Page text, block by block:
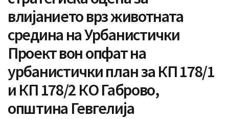
влијанието врз животната
средина на Урбанистички
Проект вон опфат на
урбанистички план за КП 178/1
и КП 178/2 КО Габрово,
општина Гевгелија